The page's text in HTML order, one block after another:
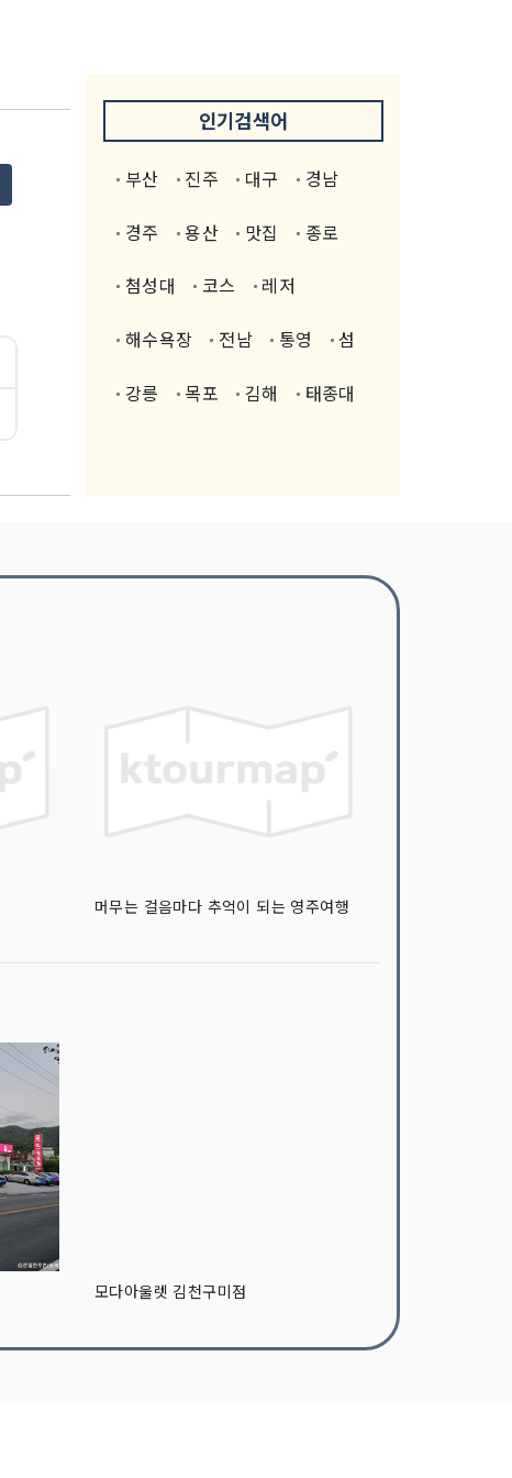
인기검색어
부산 진주 대구 경남
경주 용산 맛집 종로
첨성대 코스 레저
해수욕장 전남 통영 섬
강릉 목포 김해 태종대
머무는 걸음마다 추억이 되는 영주여행
모다아울렛 김천구미점